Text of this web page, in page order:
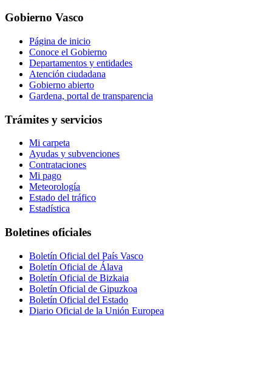
Gobierno Vasco
Página de inicio
Conoce el Gobierno
Departamentos y entidades
Atención ciudadana
Gobierno abierto
Gardena, portal de transparencia
Trámites y servicios
Mi carpeta
Ayudas y subvenciones
Contrataciones
Mi pago
Meteorología
Estado del tráfico
Estadística
Boletines oficiales
Boletín Oficial del País Vasco
Boletín Oficial de Álava
Boletín Oficial de Bizkaia
Boletín Oficial de Gipuzkoa
Boletín Oficial del Estado
Diario Oficial de la Unión Europea